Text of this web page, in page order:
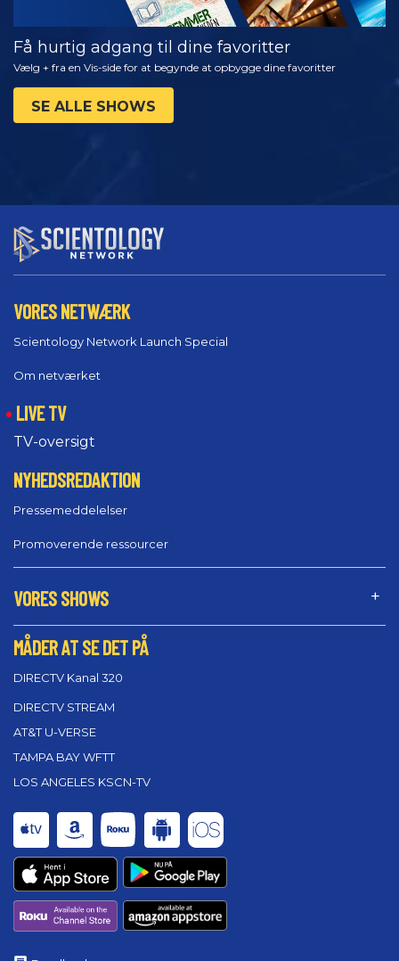
Få hurtig adgang til dine favoritter
Vælg + fra en Vis-side for at begynde at opbygge dine favoritter
SE ALLE SHOWS
VORES NETWÆRK
Scientology Network Launch Special
Om netværket
LIVE TV
TV-oversigt
NYHEDSREDAKTION
Pressemeddelelser
Promoverende ressourcer
VORES SHOWS
MÅDER AT SE DET PÅ
DIRECTV Kanal 320
DIRECTV STREAM
AT&T U-VERSE
TAMPA BAY WFTT
LOS ANGELES KSCN-TV